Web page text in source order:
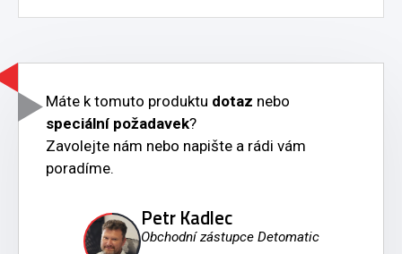
Máte k tomuto produktu dotaz nebo
speciální požadavek?
Zavolejte nám nebo napište a rádi vám
poradíme.
Petr Kadlec
Obchodní zástupce Detomatic